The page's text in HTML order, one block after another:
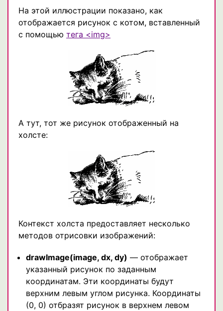
На этой иллюстрации показано, как
отображается рисунок с котом, вставленный
с помощью тега <img>
А тут, тот же рисунок отображенный на
холсте:
Контекст холста предоставляет несколько
методов отрисовки изображений:
drawImage(image, dx, dy) — отображает
указанный рисунок по заданным
координатам. Эти координаты будут
верхним левым углом рисунка. Координаты
(0, 0) отбразят рисунок в верхнем левом